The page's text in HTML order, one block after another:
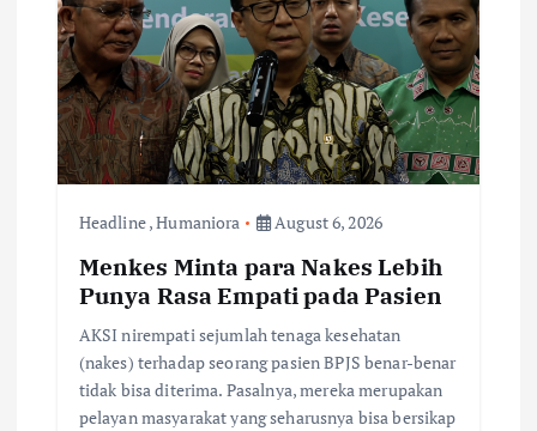
Headline,Humaniora August 6, 2026
Menkes Minta para Nakes Lebih
Punya Rasa Empati pada Pasien
AKSI nirempati sejumlah tenaga kesehatan
(nakes) terhadap seorang pasien BPJS benar-benar
tidak bisa diterima. Pasalnya, mereka merupakan
pelayan masyarakat yang seharusnya bisa bersikap